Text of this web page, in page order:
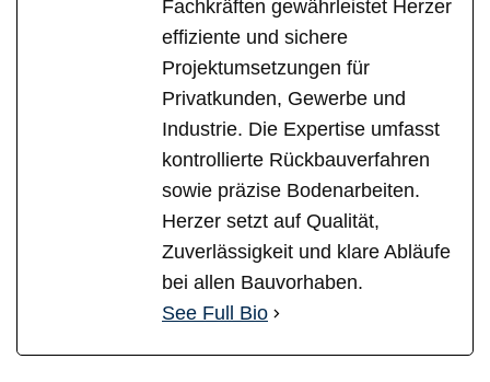
Fachkräften gewährleistet Herzer
effiziente und sichere
Projektumsetzungen für
Privatkunden, Gewerbe und
Industrie. Die Expertise umfasst
kontrollierte Rückbauverfahren
sowie präzise Bodenarbeiten.
Herzer setzt auf Qualität,
Zuverlässigkeit und klare Abläufe
bei allen Bauvorhaben.
See Full Bio